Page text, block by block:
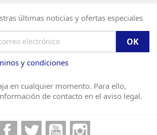
últimas noticias y ofertas especiales
y condiciones
en cualquier momento. Para ello,
de contacto en el aviso legal.
FacebookTwitter YouTube